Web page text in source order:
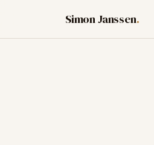
Simon Janssen.